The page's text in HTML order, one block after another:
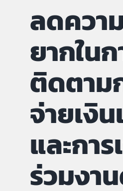
เกี่ยวกับเรา​
คุณสมบัติ​
บทความ
การสาธิต
คู่มือการใช้งาน
สมัครใช้งานฟรี
ลดควา
ยากในก
ติดตาม
จ่ายเงิ
และการ
ร่วมงา